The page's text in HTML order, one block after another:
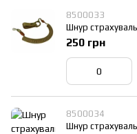
8500033
Шнур
250 грн
8500034
Шнур